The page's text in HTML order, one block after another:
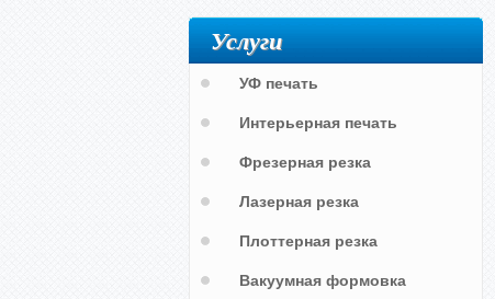
Услуги
УФ печать
Интерьерная печать
Фрезерная резка
Лазерная резка
Плоттерная резка
Вакуумная формовка